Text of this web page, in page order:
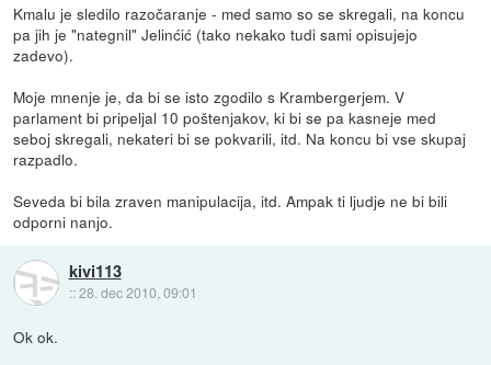
Kmalu je sledilo razočaranje - med samo so se skregali, na koncu
pa jih je "nategnil" Jelinćić (tako nekako tudi sami opisujejo
zadevo).
Moje mnenje je, da bi se isto zgodilo s Krambergerjem. V
parlament bi pripeljal 10 poštenjakov, ki bi se pa kasneje med
seboj skregali, nekateri bi se pokvarili, itd. Na koncu bi vse skupaj
razpadlo.
Seveda bi bila zraven manipulacija, itd. Ampak ti ljudje ne bi bili
odporni nanjo.
kivi113
::28. dec 2010, 09:01
Ok ok.